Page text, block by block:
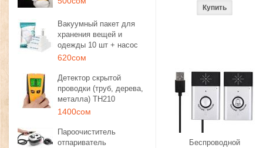
Вакуумный пакет для
хранения вещей и
одежды 10 шт + насос
620сом
Детектор скрытой
проводки (труб, дерева,
металла) TH210
1400сом
Пароочиститель
отпариватель
Беспроводной